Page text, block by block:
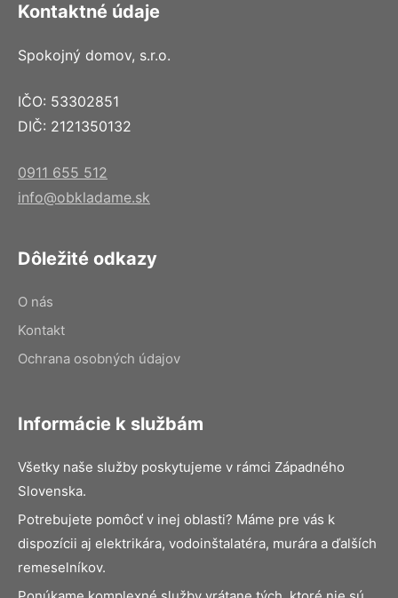
Kontaktné údaje
Spokojný domov, s.r.o.
IČO: 53302851
DIČ: 2121350132
0911 655 512
info@obkladame.sk
Dôležité odkazy
O nás
Kontakt
Ochrana osobných údajov
Informácie k službám
Všetky naše služby poskytujeme v rámci Západného
Slovenska.
Potrebujete pomôcť v inej oblasti? Máme pre vás k
dispozícii aj elektrikára, vodoinštalatéra, murára a ďalších
remeselníkov.